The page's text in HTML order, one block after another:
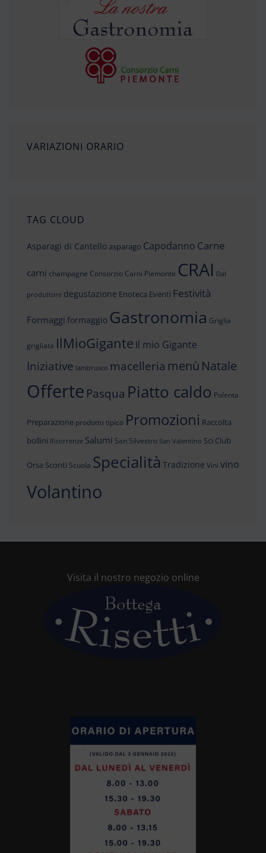
VARIAZIONI ORARIO
TAG CLOUD
Asparagi di Cantello asparago Capodanno Carne
carni champagne Consorzio Carni Piemonte CRAI Dal
produttore degustazione Enoteca Eventi Festività
Formaggi formaggio Gastronomia Griglia
grigliata IlMioGigante Il mio Gigante
Iniziative lambrusco macelleria menù Natale
Offerte Pasqua Piatto caldo Polenta
Preparazione prodotto tipico Promozioni Raccolta
bollini Ricorrenze Salumi San Silvestro San Valentino Sci Club
Orsa Sconti Scuola Specialità Tradizione Vini vino
Volantino
Visita il nostro negozio online